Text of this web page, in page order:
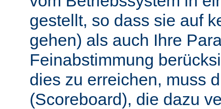
gestellt, so dass sie auf
gehen) als auch Ihre
Feinabstimmung
dies zu erreichen, muss
(Scoreboard), die dazu